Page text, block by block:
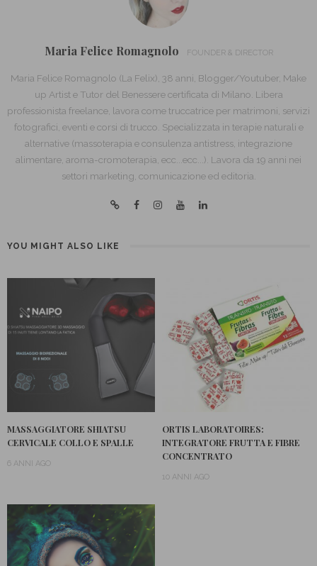
Maria Felice Romagnolo FOUNDER & DIRECTOR
Maria Felice Romagnolo (La Felix), 38 anni, Blogger/Youtuber, Make
up Artist e Tutor del Benessere certificata di Milano. Libera
professionista freelance, lavora come truccatrice per matrimoni, servizi
fotografici, eventi e corsi di trucco. Specializzata in terapie naturali e
alternative (massoterapia e consulenza antistress, integrazione
alimentare, aroma-cromoterapia, ecc...ecc...). Lavora da 19 anni nei
settori marketing, comunicazione ed editoria.
YOU MIGHT ALSO LIKE
MASSAGGIATORE SHIATSU
CERVICALE COLLO E SPALLE
6 ANNI AGO
ORTIS LABORATOIRES:
INTEGRATORE FRUTTA E FIBRE
CONCENTRATO
10 ANNI AGO